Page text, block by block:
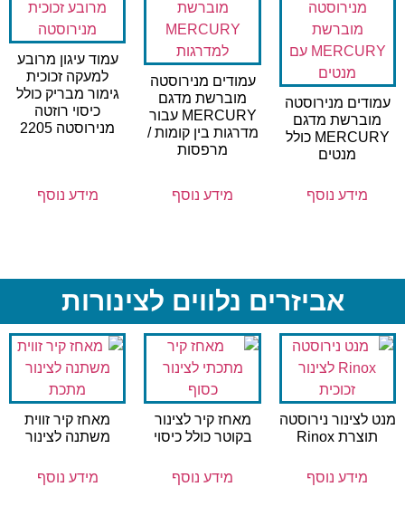
עמודים מנירוסטה
מוברשת מדגם
MERCURY כולל
מנטים
מידע נוסף
עמודים מנירוסטה
מוברשת מדגם
MERCURY עבור
מדרגות בין קומות /
מרפסות
מידע נוסף
עמוד עיגון מרובע
למעקה זכוכית
גימור מבריק כולל
כיסוי רוזטה
מנירוסטה 2205
מידע נוסף
אביזרים נלווים לצינורות
מנט לצינור נירוסטה
תוצרת Rinox
מידע נוסף
מאחז קיר לצינור
בקוטר כולל כיסוי
מידע נוסף
מאחז קיר זווית
משתנה לצינור
מידע נוסף